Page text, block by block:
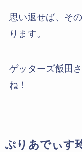
思い返せば、そ
ります。
ゲッターズ飯田
ね！
ぷりあでぃす